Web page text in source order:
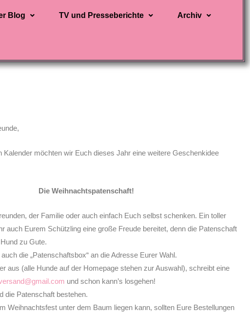
Blog TV und Presseberichte Archiv
Kalender möchten wir Euch dieses Jahr eine weitere Geschenkidee
Die Weihnachtspatenschaft!
der Familie oder auch einfach Euch selbst schenken. Ein toller
auch Eurem Schützling eine große Freude bereitet, denn die Patenschaft
zu Gute.
die „Patenschaftsbox“ an die Adresse Eurer Wahl.
aus (alle Hunde auf der Homepage stehen zur Auswahl), schreibt eine
und schon kann’s losgehen!
die Patenschaft bestehen.
Weihnachtsfest unter dem Baum liegen kann, sollten Eure Bestellungen